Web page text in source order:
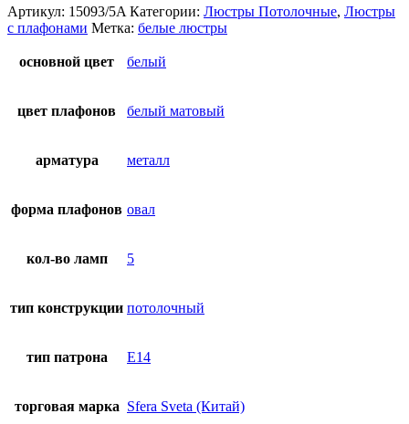
Артикул: 15093/5A Категории: Люстры Потолочные, Люстры
с плафонами Метка: белые люстры
основной цвет белый
цвет плафонов белый матовый
арматура металл
форма плафонов овал
кол-во ламп 5
тип конструкции потолочный
тип патрона E14
торговая марка Sfera Sveta (Китай)